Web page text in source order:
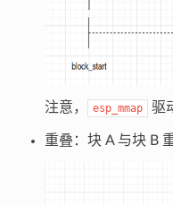
注意， esp_mmap 驱
重叠：块 A 与块 B